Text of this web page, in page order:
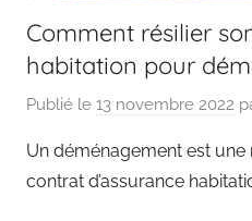
la
finance
et
l'assurance
Comment résilier
habitation pour
Publié le 13 novembre 2022
Un déménagement est
contrat d’assurance